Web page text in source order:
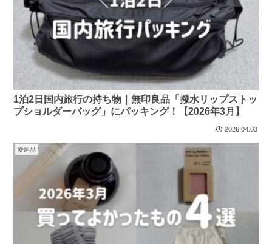
1泊2日国内旅行の持ち物｜無印良品「撥水リップストッ
プショルダーバッグ」にパッキング！【2026年3月】
2026.04.03
愛用品